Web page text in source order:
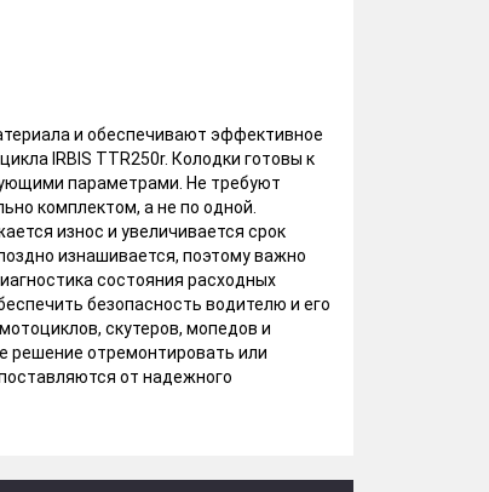
и обеспечивают эффективное
IRBIS TTR250r. Колодки готовы к
параметрами. Не требуют
комплектом, а не по одной.
износ и увеличивается срок
изнашивается, поэтому важно
состояния расходных
безопасность водителю и его
скутеров, мопедов и
решение отремонтировать или
от надежного